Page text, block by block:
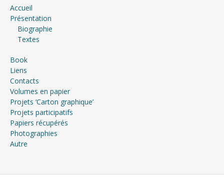
Accueil
Présentation
Biographie
Textes
Book
Liens
Contacts
Volumes en papier
Projets ‘Carton graphique’
Projets participatifs
Papiers récupérés
Photographies
Autre